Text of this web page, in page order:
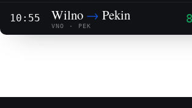
10:55 Wilno → Pekin
VNO · PEK